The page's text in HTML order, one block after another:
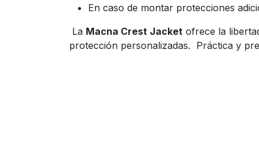
En caso de montar protecciones
La Macna Crest Jacket ofrece la
protección personalizadas. Práctica y